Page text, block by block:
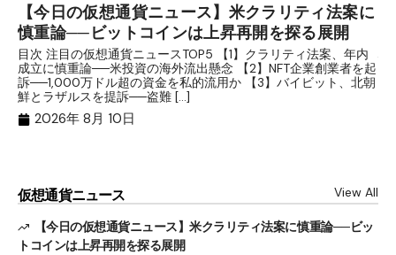
【今日の仮想通貨ニュース】米クラリティ法案に
慎重論──ビットコインは上昇再開を探る展開
目次 注目の仮想通貨ニュースTOP5 【1】クラリティ法案、年内
成立に慎重論──米投資の海外流出懸念 【2】NFT企業創業者を起
訴──1,000万ドル超の資金を私的流用か 【3】バイビット、北朝
鮮とラザルスを提訴──盗難 […]
2026年 8月 10日
仮想通貨ニュース View All
【今日の仮想通貨ニュース】米クラリティ法案に慎重論──ビッ
トコインは上昇再開を探る展開